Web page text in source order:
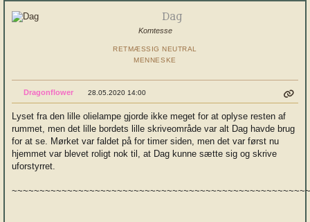
Dag
Komtesse
RETMÆSSIG NEUTRAL
MENNESKE
Dragonflower 28.05.2020 14:00
Lyset fra den lille olielampe gjorde ikke meget for at oplyse resten af
rummet, men det lille bordets lille skriveområde var alt Dag havde brug
for at se. Mørket var faldet på for timer siden, men det var først nu
hjemmet var blevet roligt nok til, at Dag kunne sætte sig og skrive
uforstyrret.